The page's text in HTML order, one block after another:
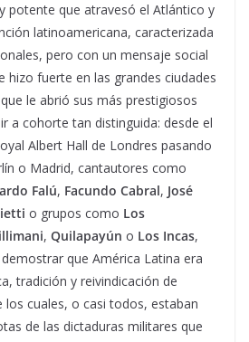
potente que atravesó el Atlántico y
latinoamericana, caracterizada
pero con un mensaje social
hizo fuerte en las grandes ciudades
le abrió sus más prestigiosos
a cohorte tan distinguida: desde el
Albert Hall de Londres pasando
o Madrid, cantautores como
Falú, Facundo Cabral, José
o grupos como Los
, Quilapayún o Los Incas,
que América Latina era
tradición y reivindicación de
los cuales, o casi todos, estaban
de las dictaduras militares que